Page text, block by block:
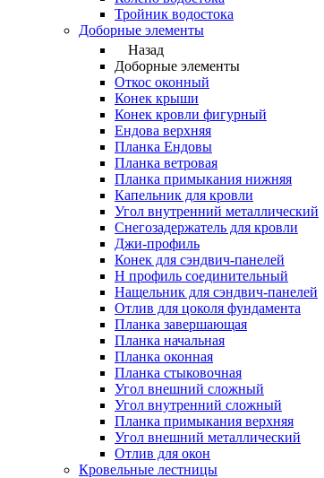
Тройник водостока
Доборные элементы
Назад
Доборные элементы
Откос оконный
Конек крыши
Конек кровли фигурный
Ендова верхняя
Планка Ендовы
Планка ветровая
Планка примыкания нижняя
Капельник для кровли
Угол внутренний металлический
Снегозадержатель для кровли
Джи-профиль
Конек для сэндвич-панелей
Н профиль соединительный
Нащельник для сэндвич-панелей
Отлив для цоколя фундамента
Планка завершающая
Планка начальная
Планка оконная
Планка стыковочная
Угол внешний сложный
Угол внутренний сложный
Планка примыкания верхняя
Угол внешний металлический
Отлив для окон
Кровельные лестницы